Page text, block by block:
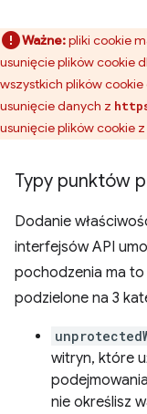
Ważne:pliki cookie
usunięcie plików cookie
wszystkich plików
usunięcie danych z
usunięcie plików cookie
Typy punktów
Dodanie
interfejsów API
pochodzenia ma
podzielone na 3
witryn, które
nie określisz